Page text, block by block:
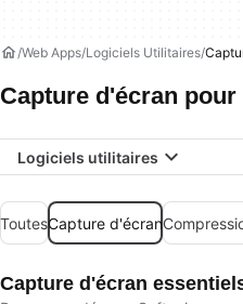
Web Apps Logiciels Utilitaires
Capture d'écran pour
Logiciels utilitaires
ToutesCapture d'écran
Capture d'écran